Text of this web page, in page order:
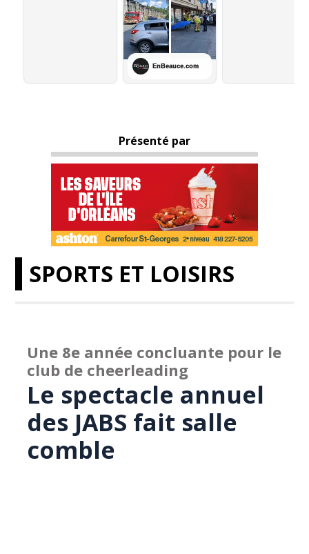
Présenté par
SPORTS ET LOISIRS
Une 8e année concluante pour le
club de cheerleading
Le spectacle annuel
des JABS fait salle
comble